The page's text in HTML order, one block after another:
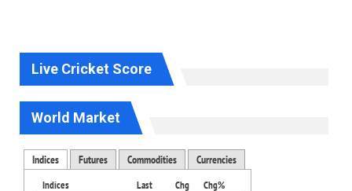
Live Cricket Score
World Market